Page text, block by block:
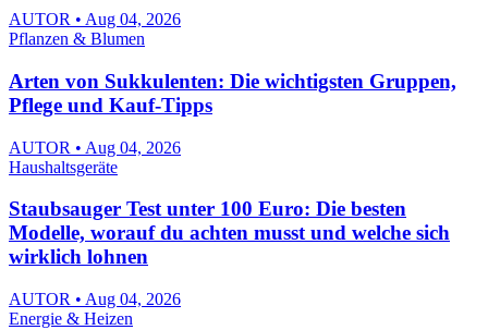
AUTOR • Aug 04, 2026
Pflanzen & Blumen
Arten von Sukkulenten: Die wichtigsten Gruppen,
Pflege und Kauf-Tipps
AUTOR • Aug 04, 2026
Haushaltsgeräte
Staubsauger Test unter 100 Euro: Die besten
Modelle, worauf du achten musst und welche sich
wirklich lohnen
AUTOR • Aug 04, 2026
Energie & Heizen